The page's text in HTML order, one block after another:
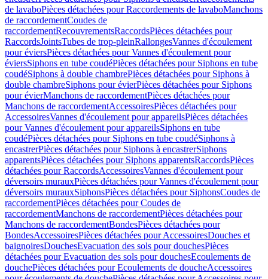
de lavaboPièces détachées pour Raccordements de lavaboManchons
de raccordementCoudes de
raccordementRecouvrementsRaccordsPièces détachées pour
RaccordsJointsTubes de trop-pleinRallongesVannes d'écoulement
pour éviersPièces détachées pour Vannes d'écoulement pour
éviersSiphons en tube coudéPièces détachées pour Siphons en tube
coudéSiphons à double chambrePièces détachées pour Siphons à
double chambreSiphons pour évierPièces détachées pour Siphons
pour évierManchons de raccordementPièces détachées pour
Manchons de raccordementAccessoiresPièces détachées pour
AccessoiresVannes d'écoulement pour appareilsPièces détachées
pour Vannes d'écoulement pour appareilsSiphons en tube
coudéPièces détachées pour Siphons en tube coudéSiphons à
encastrerPièces détachées pour Siphons à encastrerSiphons
apparentsPièces détachées pour Siphons apparentsRaccordsPièces
détachées pour RaccordsAccessoiresVannes d'écoulement pour
déversoirs murauxPièces détachées pour Vannes d'écoulement pour
déversoirs murauxSiphonsPièces détachées pour SiphonsCoudes de
raccordementPièces détachées pour Coudes de
raccordementManchons de raccordementPièces détachées pour
Manchons de raccordementBondesPièces détachées pour
BondesAccessoiresPièces détachées pour AccessoiresDouches et
baignoiresDouchesEvacuation des sols pour douchesPièces
détachées pour Evacuation des sols pour douchesEcoulements de
douchePièces détachées pour Ecoulements de doucheAccessoires